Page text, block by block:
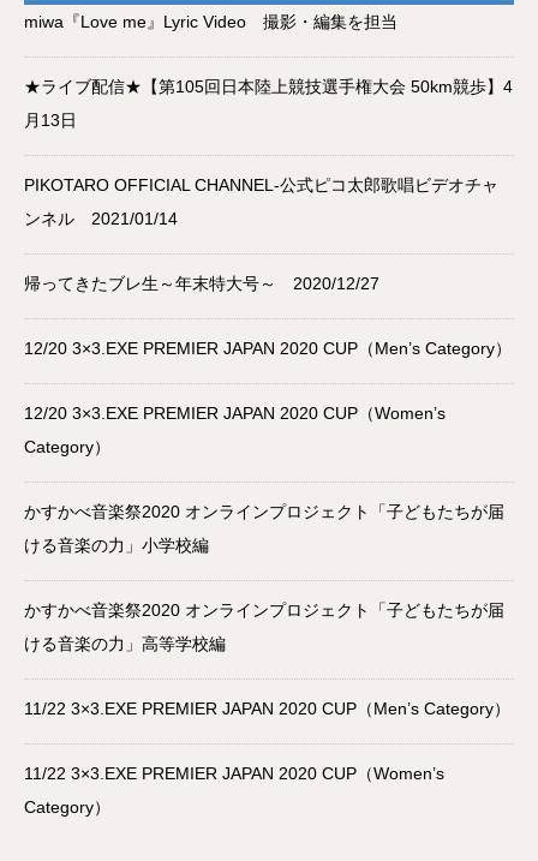
miwa『Love me』Lyric Video 撮影・編集を担当
★ライブ配信★【第105回日本陸上競技選手権大会 50km競歩】4
月13日
PIKOTARO OFFICIAL CHANNEL-公式ピコ太郎歌唱ビデオチャ
ンネル 2021/01/14
帰ってきたブレ生～年末特大号～ 2020/12/27
12/20 3×3.EXE PREMIER JAPAN 2020 CUP（Men’s Category）
12/20 3×3.EXE PREMIER JAPAN 2020 CUP（Women’s
Category）
かすかべ音楽祭2020 オンラインプロジェクト「子どもたちが届
ける音楽の力」小学校編
かすかべ音楽祭2020 オンラインプロジェクト「子どもたちが届
ける音楽の力」高等学校編
11/22 3×3.EXE PREMIER JAPAN 2020 CUP（Men’s Category）
11/22 3×3.EXE PREMIER JAPAN 2020 CUP（Women’s
Category）